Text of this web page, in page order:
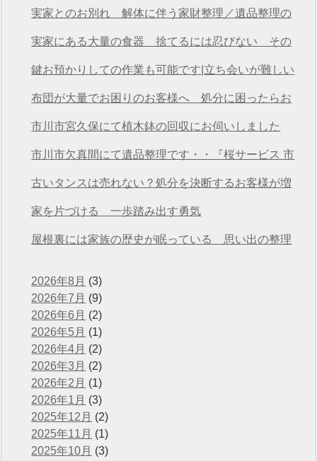
付け・不用品回収は桜サービス市川店へ
実家とのお別れ 解体に伴う家財整理／遺品整理の
桜サービス市川店
実家にある大量の食器 捨てるには忍びない その
想いを次につなげる
鍵お預かりしての作業も可能です|立ち会いが難しい
方も安心の遺品整理
布団が大量でお困りのお客様へ 処分に困ったらお
任せください
市川市宮久保にて植木鉢の回収にお伺いしました
市川市欠真間にて遺品整理です・・『桜サービス 市
川店』
古いタンスは売れない？処分を決断するお客様が増
えています
家を片づける 一歩踏み出す勇気
屋根裏には家族の歴史が眠っている 思い出の整理
2026年8月 (3)
2026年7月 (9)
2026年6月 (2)
2026年5月 (1)
2026年4月 (2)
2026年3月 (2)
2026年2月 (1)
2026年1月 (3)
2025年12月 (2)
2025年11月 (1)
2025年10月 (3)